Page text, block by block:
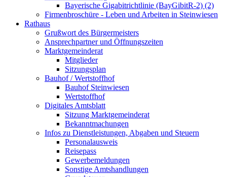
Bayerische Gigabitrichtlinie (BayGibitR-2) (2)
Firmenbroschüre - Leben und Arbeiten in Steinwiesen
Rathaus
Grußwort des Bürgermeisters
Ansprechpartner und Öffnungszeiten
Marktgemeinderat
Mitglieder
Sitzungsplan
Bauhof / Wertstoffhof
Bauhof Steinwiesen
Wertstoffhof
Digitales Amtsblatt
Sitzung Marktgemeinderat
Bekanntmachungen
Infos zu Dienstleistungen, Abgaben und Steuern
Personalausweis
Reisepass
Gewerbemeldungen
Sonstige Amtshandlungen